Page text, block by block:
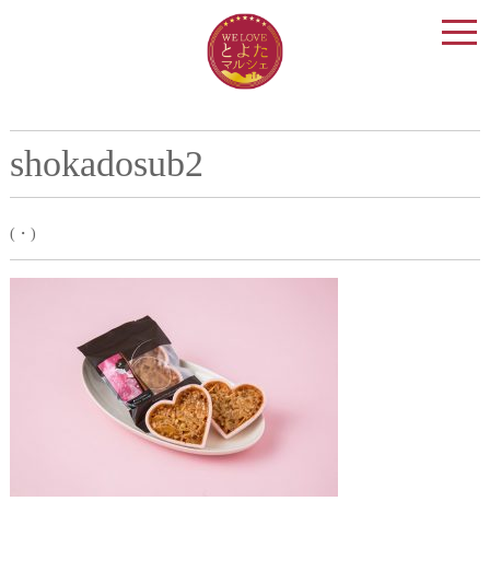
shokadosub2
(・)